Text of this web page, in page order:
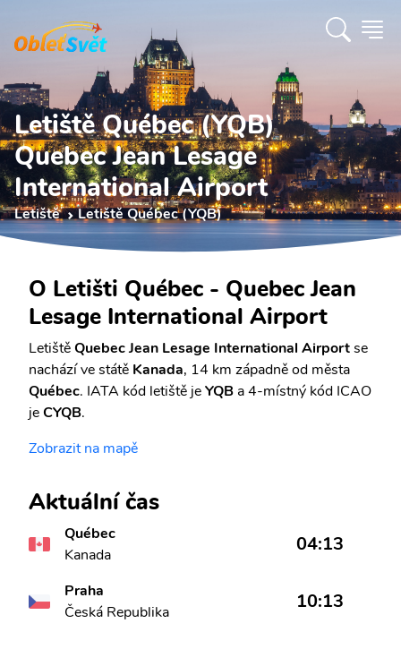
Letiště Québec (YQB)
Quebec Jean Lesage
International Airport
Letiště Letiště Québec (YQB)
O Letišti Québec - Quebec Jean
Lesage International Airport
LetištěQuebec Jean Lesage International Airportse
nachází ve státě Kanada, 14 km západně od města
Québec. IATA kód letiště jeYQB a 4-místný kód ICAO
jeCYQB.
Zobrazit na mapě
Aktuální čas
Québec
Kanada
04:13
Praha
Česká Republika
10:13